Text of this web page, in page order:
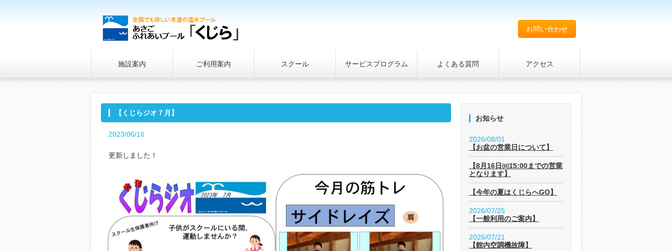
お問い合わせ
施設案内 ご利用案内 スクール サービスプログラム よくある質問 アクセス
【くじらジオ７月】
2023/06/16
更新しました！
お知らせ
2026/08/01
【お盆の営業日について】
【8月16日㈰15:00までの営業
となります】
【今年の夏はくじらへGO】
2026/07/25
【一般利用のご案内】
2026/07/21
【館内空調機故障】